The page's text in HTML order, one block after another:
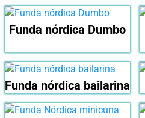
Funda nórdica Dumbo
Funda nórdica bailarina